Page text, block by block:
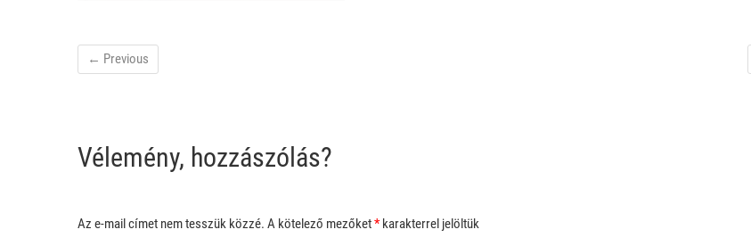
← Previous
Vélemény, hozzászólás?
Az e-mail címet nem tesszük közzé. A kötelező mezőket*karakterrel jelöltük